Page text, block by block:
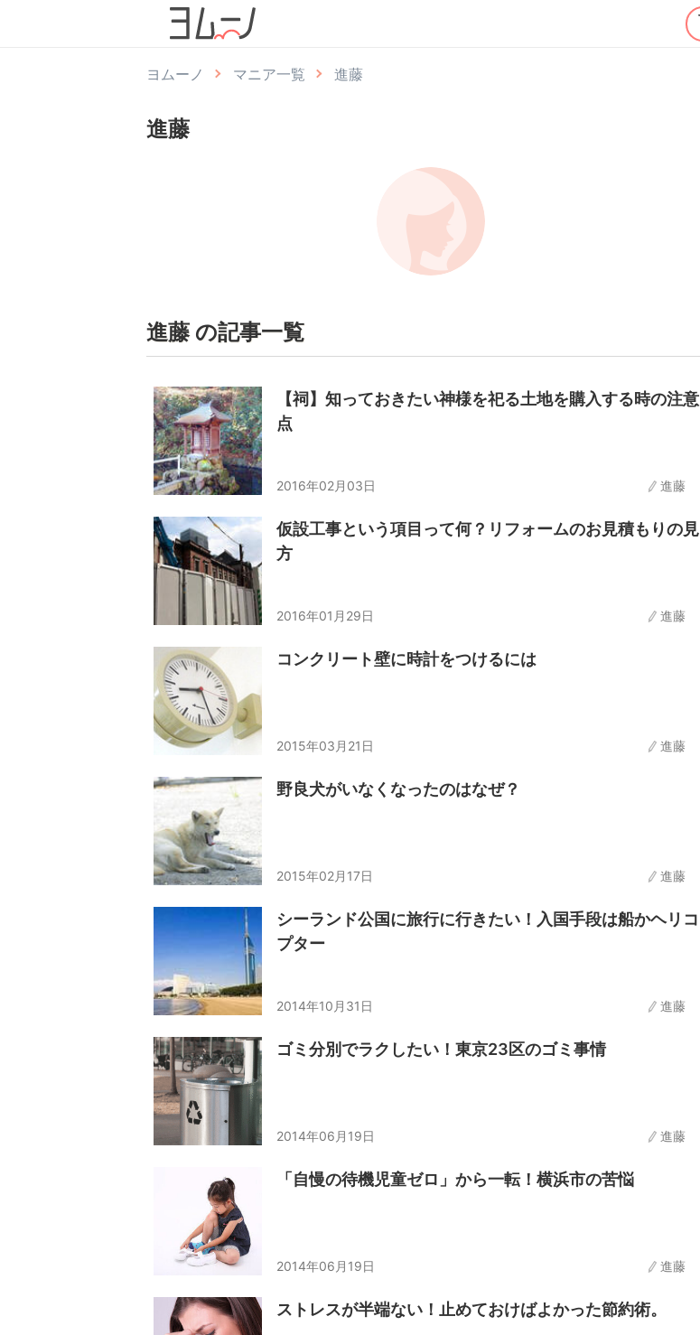
ヨムーノ マニア一覧 進藤
進藤
進藤 の記事一覧
【祠】知っておきたい神様を祀る土地を購入する時の注意
点
2016年02月03日 進藤
仮設工事という項目って何？リフォームのお見積もりの見
方
2016年01月29日 進藤
コンクリート壁に時計をつけるには
2015年03月21日 進藤
野良犬がいなくなったのはなぜ？
2015年02月17日 進藤
シーランド公国に旅行に行きたい！入国手段は船かヘリコ
プター
2014年10月31日 進藤
ゴミ分別でラクしたい！東京23区のゴミ事情
2014年06月19日 進藤
「自慢の待機児童ゼロ」から一転！横浜市の苦悩
2014年06月19日 進藤
ストレスが半端ない！止めておけばよかった節約術。